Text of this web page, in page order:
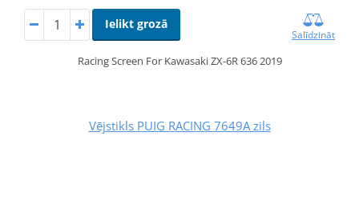
Ielikt grozā
Salīdzināt
Racing Screen For Kawasaki ZX-6R 636 2019
Vējstikls PUIG RACING 7649A zils